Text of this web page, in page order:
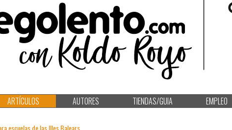
ARTÍCULOS AUTORES TIENDAS/GUIA EMPLEO
escuelas de las Illes Balears